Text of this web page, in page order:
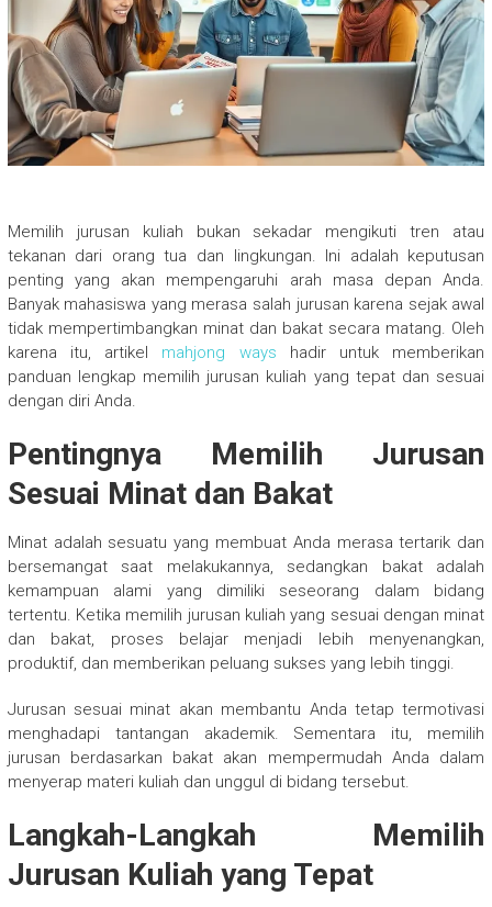
Memilih jurusan kuliah bukan sekadar mengikuti tren atau
tekanan dari orang tua dan lingkungan. Ini adalah keputusan
penting yang akan mempengaruhi arah masa depan Anda.
Banyak mahasiswa yang merasa salah jurusan karena sejak awal
tidak mempertimbangkan minat dan bakat secara matang. Oleh
karena itu, artikel mahjong ways hadir untuk memberikan
panduan lengkap memilih jurusan kuliah yang tepat dan sesuai
dengan diri Anda.
Pentingnya Memilih Jurusan
Sesuai Minat dan Bakat
Minat adalah sesuatu yang membuat Anda merasa tertarik dan
bersemangat saat melakukannya, sedangkan bakat adalah
kemampuan alami yang dimiliki seseorang dalam bidang
tertentu. Ketika memilih jurusan kuliah yang sesuai dengan minat
dan bakat, proses belajar menjadi lebih menyenangkan,
produktif, dan memberikan peluang sukses yang lebih tinggi.
Jurusan sesuai minat akan membantu Anda tetap termotivasi
menghadapi tantangan akademik. Sementara itu, memilih
jurusan berdasarkan bakat akan mempermudah Anda dalam
menyerap materi kuliah dan unggul di bidang tersebut.
Langkah-Langkah Memilih
Jurusan Kuliah yang Tepat